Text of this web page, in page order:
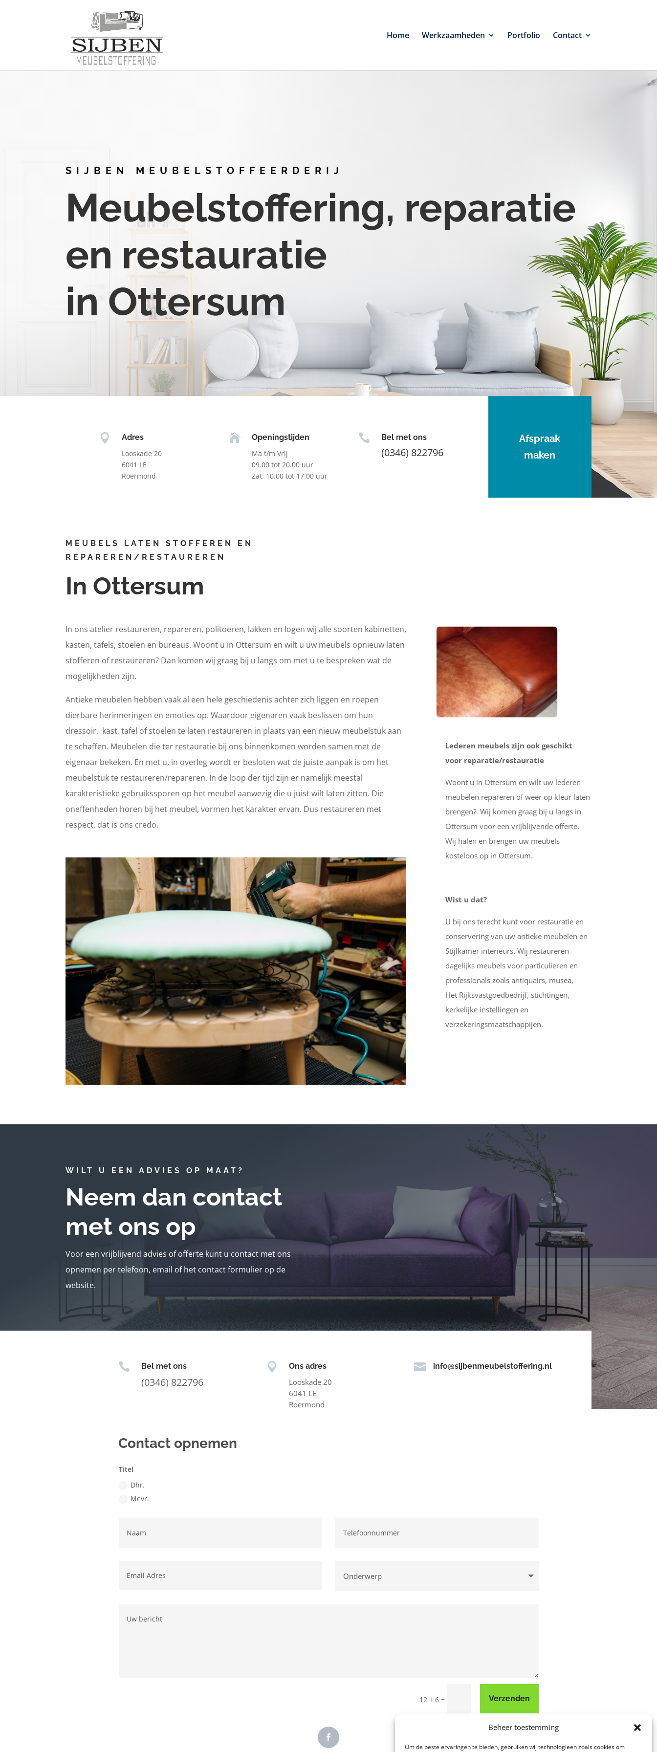
Beheer toestemming
Om de beste ervaringen te bieden, gebruiken wij technologieën zoals cookies om
Home Werkzaamheden Portfolio Contact
SIJBEN MEUBELSTOFFEERDERIJ
Meubelstoffering, reparatie
en restauratie
in Ottersum

Adres
Looskade 20
6041 LE
Roermond

Openingstijden
Ma t/m Vrij
09.00 tot 20.00 uur
Zat: 10.00 tot 17.00 uur
 Bel met ons
(0346) 822796
Afspraak
maken
MEUBELS LATEN STOFFEREN EN
REPAREREN/RESTAUREREN
In Ottersum
In ons atelier restaureren, repareren, politoeren, lakken en logen wij alle soorten kabinetten,
kasten, tafels, stoelen en bureaus. Woont u in Ottersum en wilt u uw meubels opnieuw laten
stofferen of restaureren? Dan komen wij graag bij u langs om met u te bespreken wat de
mogelijkheden zijn.
Antieke meubelen hebben vaak al een hele geschiedenis achter zich liggen en roepen
dierbare herinneringen en emoties op. Waardoor eigenaren vaak beslissen om hun
dressoir, kast, tafel of stoelen te laten restaureren in plaats van een nieuw meubelstuk aan
te schaffen. Meubelen die ter restauratie bij ons binnenkomen worden samen met de
eigenaar bekeken. En met u, in overleg wordt er besloten wat de juiste aanpak is om het
meubelstuk te restaureren/repareren. In de loop der tijd zijn er namelijk meestal
karakteristieke gebruikssporen op het meubel aanwezig die u juist wilt laten zitten. Die
oneffenheden horen bij het meubel, vormen het karakter ervan. Dus restaureren met
respect, dat is ons credo.
Lederen meubels zijn ook geschikt
voor reparatie/restauratie
Woont u in Ottersum en wilt uw lederen
meubelen repareren of weer op kleur laten
brengen?. Wij komen graag bij u langs in
Ottersum voor een vrijblijvende offerte.
Wij halen en brengen uw meubels
kosteloos op in Ottersum.
Wist u dat?
U bij ons terecht kunt voor restauratie en
conservering van uw antieke meubelen en
Stijlkamer interieurs. Wij restaureren
dagelijks meubels voor particulieren en
professionals zoals antiquairs, musea,
Het Rijksvastgoedbedrijf, stichtingen,
kerkelijke instellingen en
verzekeringsmaatschappijen.
WILT U EEN ADVIES OP MAAT?
Neem dan contact
met ons op
Voor een vrijblijvend advies of offerte kunt u contact met ons
opnemen per telefoon, email of het contact formulier op de
website.
 Bel met ons
(0346) 822796
 Ons adres
Looskade 20
6041 LE
Roermond
 info@sijbenmeubelstoffering.nl
Contact opnemen
Titel
Dhr.
Mevr.
12 + 6 = Verzenden